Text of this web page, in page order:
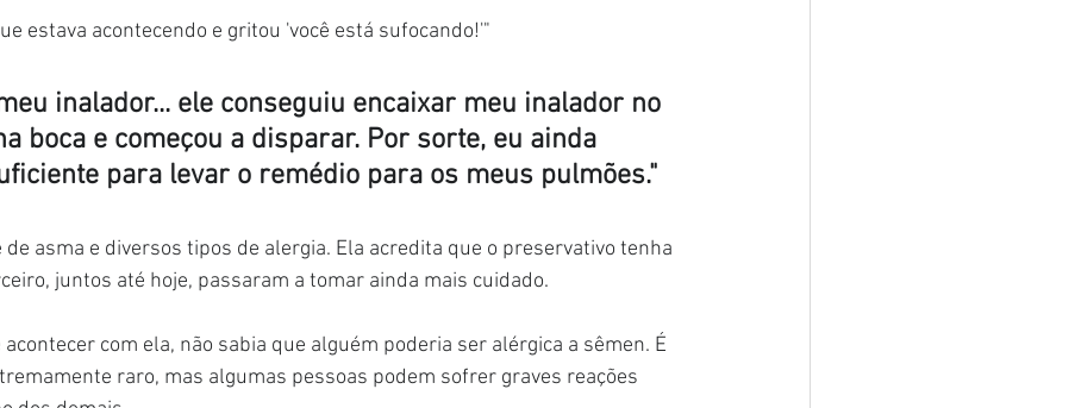
estava acontecendo e gritou 'você está sufocando!'"
inalador... ele conseguiu encaixar meu inalador no
boca e começou a disparar. Por sorte, eu ainda
para levar o remédio para os meus pulmões."
asma e diversos tipos de alergia. Ela acredita que o preservativo tenha
juntos até hoje, passaram a tomar ainda mais cuidado.
com ela, não sabia que alguém poderia ser alérgica a sêmen. É
raro, mas algumas pessoas podem sofrer graves reações